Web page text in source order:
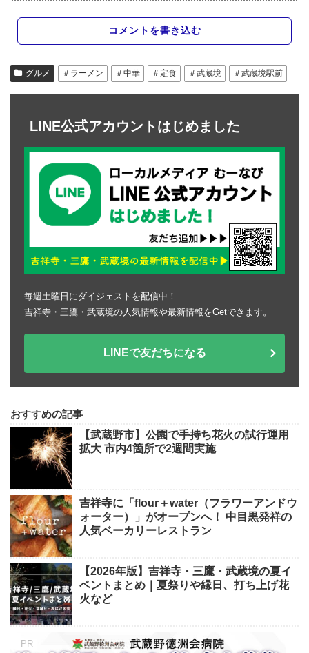
コメントを書き込む
グルメ ＃ラーメン ＃中華 ＃定食 ＃武蔵境 ＃武蔵境駅前
LINE公式アカウントはじめました
毎週土曜日にダイジェストを配信中！
吉祥寺・三鷹・武蔵境の人気情報や最新情報をGetできます。
LINEで友だちになる
おすすめの記事
【武蔵野市】公園で手持ち花火の試行運用
拡大 市内4箇所で2週間実施
吉祥寺に「flour＋water（フラワーアンドウ
ォーター）」がオープンへ！ 中目黒発祥の
人気ベーカリーレストラン
【2026年版】吉祥寺・三鷹・武蔵境の夏イ
ベントまとめ｜夏祭りや縁日、打ち上げ花
火など